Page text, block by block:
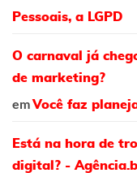
Pessoais, a LGPD
O carnaval já
de marketing?
emVocê faz
Está na hora de
digital? -